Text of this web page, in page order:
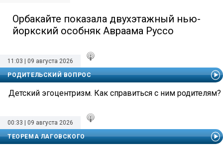
Орбакайте показала двухэтажный нью-
йоркский особняк Авраама Руссо
11:03 | 09 августа 2026
РОДИТЕЛЬСКИЙ ВОПРОС
Детский эгоцентризм. Как справиться с ним родителям?
00:33 | 09 августа 2026
ТЕОРЕМА ЛАГОВСКОГО